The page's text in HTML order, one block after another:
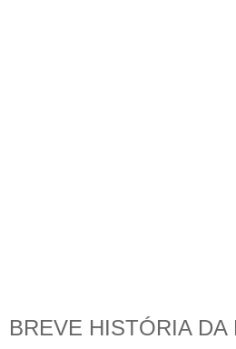
BREVE HISTÓRIA DA